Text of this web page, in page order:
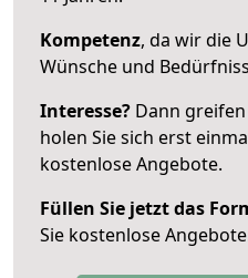
Kompetenz, da wir die
Wünsche und
Interesse? Dann
holen Sie sich erst
kostenlose Angebote.
Füllen Sie jetzt das
Sie kostenlose